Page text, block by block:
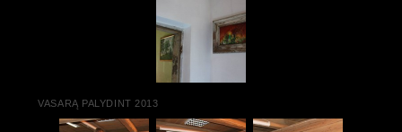
VASARĄ PALYDINT 2013